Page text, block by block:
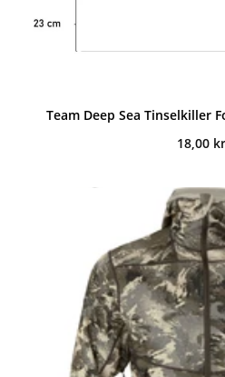
Team Deep Sea Tinselkiller
18,00